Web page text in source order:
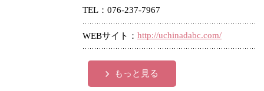
TEL 076-237-7967
WEBサイト http://uchinadabc.com/
もっと見る